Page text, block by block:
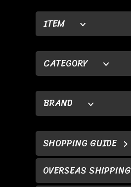
ITEM
CATEGORY
BRAND
SHOPPING GUIDE
OVERSEAS SHIPPING